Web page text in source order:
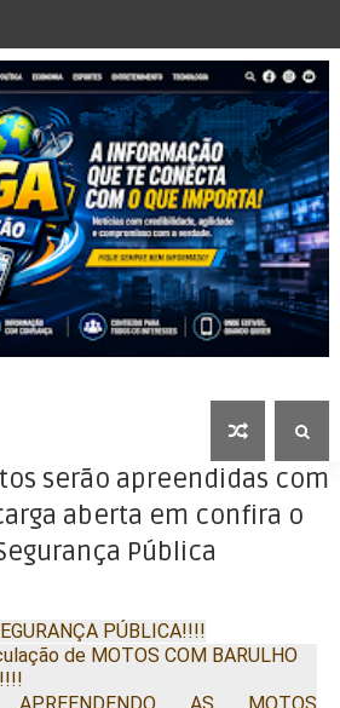
serão apreendidas com
aberta em confira o
Pública
PÚBLICA!!!!
de MOTOS COM BARULHO